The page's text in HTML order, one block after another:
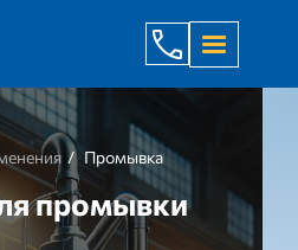
+998 971
Промывка
промывки